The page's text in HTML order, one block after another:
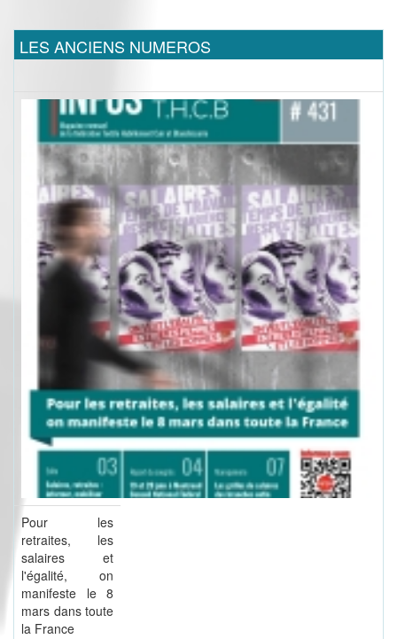
LES ANCIENS NUMEROS
Pour les
retraites, les
salaires et
l'égalité, on
manifeste le 8
mars dans toute
la France